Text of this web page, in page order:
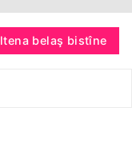
belaş bistîne